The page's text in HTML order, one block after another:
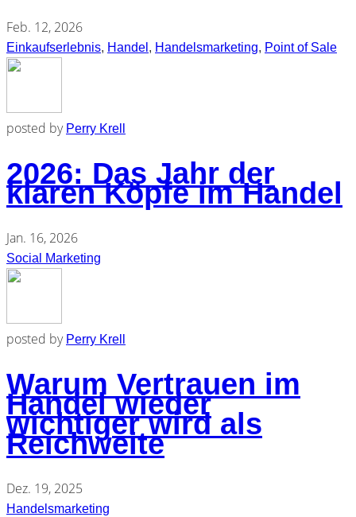
Feb. 12, 2026
Einkaufserlebnis, Handel , Handelsmarketing, Point of Sale
posted by Perry Krell
2026: Das Jahr der
klaren Köpfe im Handel
Jan. 16, 2026
Social Marketing
posted by Perry Krell
Warum Vertrauen im
Handel wieder
wichtiger wird als
Reichweite
Dez. 19, 2025
Handelsmarketing